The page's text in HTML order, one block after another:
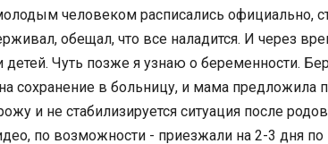
человеком расписались официально,
обещал, что все наладится. И через
Чуть позже я узнаю о беременности.
сохранение в больницу, и мама предложила
и не стабилизируется ситуация после
по возможности - приезжали на 2-3 дня по